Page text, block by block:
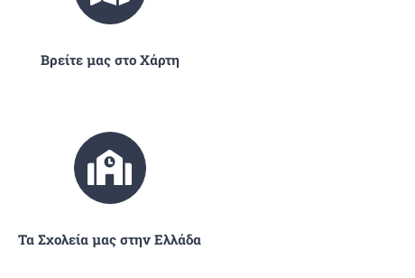
Βρείτε μας στο Χάρτη
Τα Σχολεία μας στην Ελλάδα